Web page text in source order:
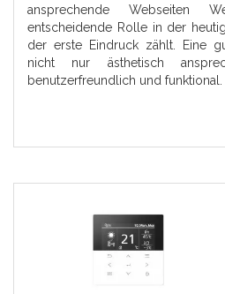
ansprechende Webseiten
entscheidende Rolle in der
der erste Eindruck zählt. Eine
nicht nur ästhetisch
benutzerfreundlich und funktional.